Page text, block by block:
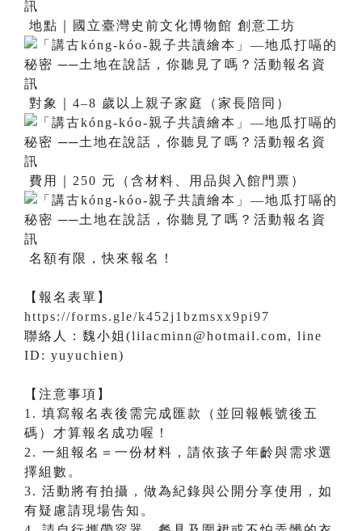
地點｜國立臺灣史前文化博物館 創意工坊
對象｜4–8 歲以上親子家庭（家長陪同）
費用｜250 元（含材料、用品與入館門票）
名額有限，快來報名！
【報名表單】
https://forms.gle/k452j1bzmsxx9pi97
​聯絡人：魏小姐(lilacminn@hotmail.com, line
ID: yuyuchien)
【注意事項】
1. 填寫報名表後需完成匯款（並回報帳號後五
碼）才算報名成功喔！
2. 一組報名＝一份材料，請依孩子年齡與需求選
擇組數。
3. 活動將有拍攝，做為紀錄與公開分享使用，如
有疑慮請現場告知。